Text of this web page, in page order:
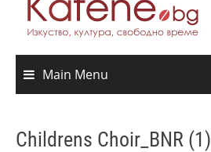
Main Menu
Childrens Choir_BNR (1)